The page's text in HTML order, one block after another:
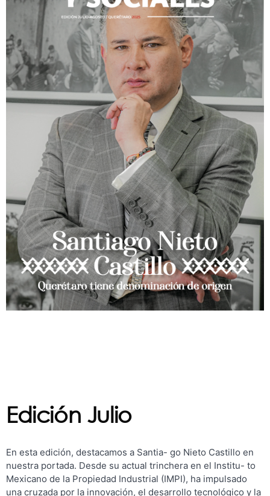
Edición Julio
En esta edición, destacamos a Santia- go Nieto Castillo en
nuestra portada. Desde su actual trinchera en el Institu- to
Mexicano de la Propiedad Industrial (IMPI), ha impulsado
una cruzada por la innovación, el desarrollo tecnológico y la